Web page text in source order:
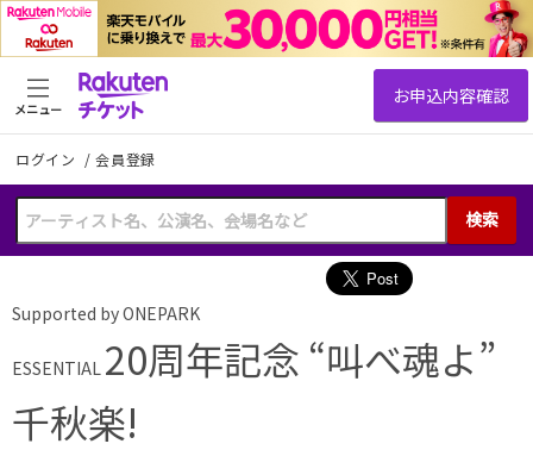
ログイン /会員登録
検索
メニュー
Supported by ONEPARK
ESSENTIAL 20周年記念 “叫べ魂よ”
千秋楽!